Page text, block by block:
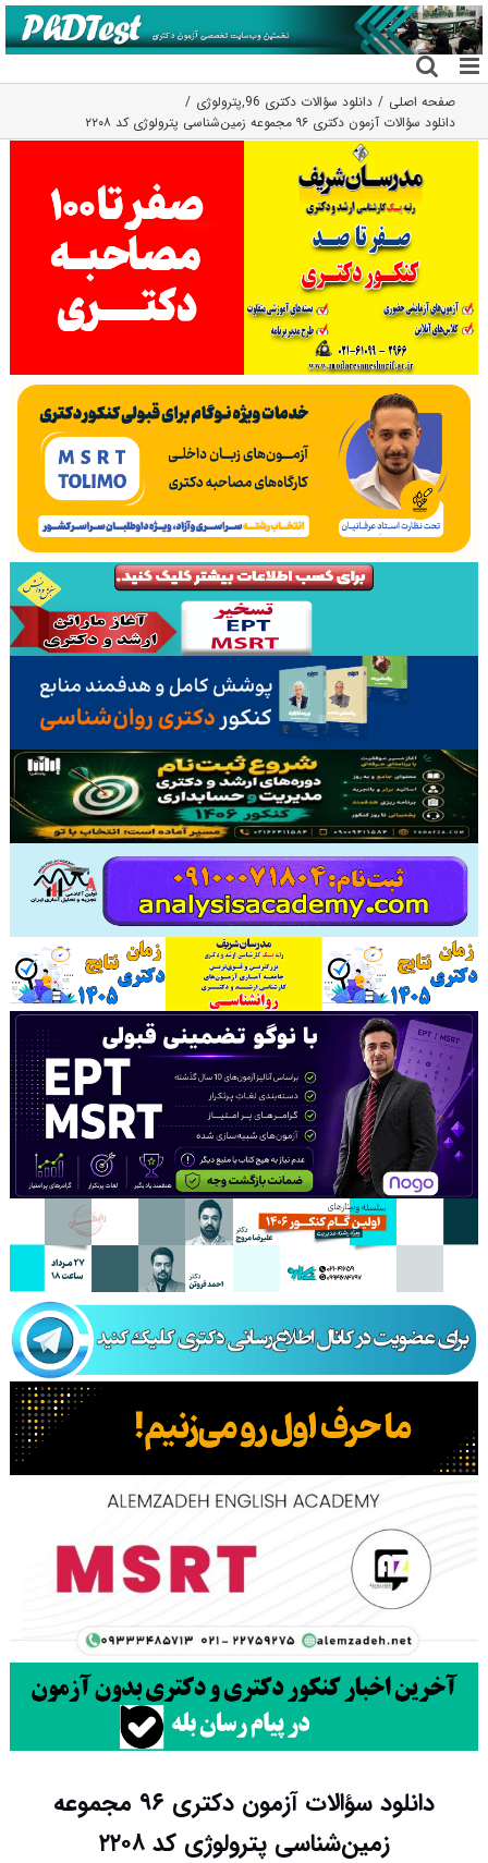
رفتن
به
محتوا
صفحه اصلی دانلود سؤالات دکتری 96 ,پترولوژی
دانلود سؤالات آزمون دکتری ۹۶ مجموعه زمین‌شناسی پترولوژی کد ۲۲۰۸
دانلود سؤالات آزمون دکتری ۹۶ مجموعه
زمین‌شناسی پترولوژی کد ۲۲۰۸